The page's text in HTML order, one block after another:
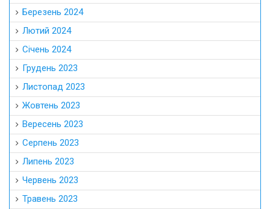
Березень 2024
Лютий 2024
Січень 2024
Грудень 2023
Листопад 2023
Жовтень 2023
Вересень 2023
Серпень 2023
Липень 2023
Червень 2023
Травень 2023